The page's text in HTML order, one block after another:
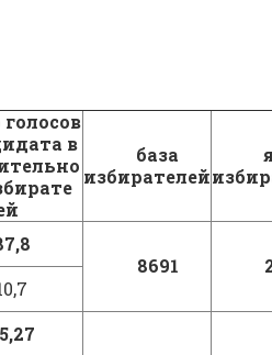
в
база
избирателей
8691